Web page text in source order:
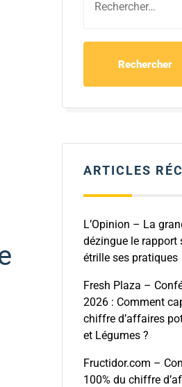
ARTICLES
L’Opinion – La
dézingue le rapport
étrille ses pratiques
Fresh Plaza –
2026 : Comment
chiffre d’affaires
et Légumes ?
Fructidor.com –
100% du chiffre